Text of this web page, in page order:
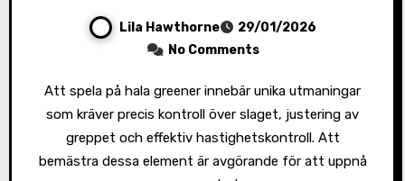
Lila Hawthorne
29/01/2026
No Comments
Att spela på hala greener innebär unika utmaningar
som kräver precis kontroll över slaget, justering av
greppet och effektiv hastighetskontroll. Att
bemästra dessa element är avgörande för att uppnå